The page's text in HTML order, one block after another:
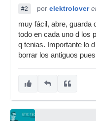
#2 por elektrolover
muy fácil, abre, guarda
todo en cada uno d los
q tenias. Importante lo
borrar los antiguos